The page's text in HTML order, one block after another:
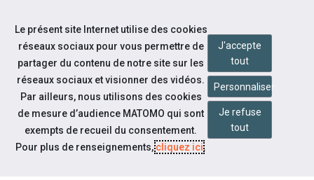
Aller au contenu
Notre actualité
[PHOTOS] FORUM HIVER 2023
Le présent site Internet utilise des cookies
réseaux sociaux pour vous permettre de
partager du contenu de notre site sur les
réseaux sociaux et visionner des vidéos.
Par ailleurs, nous utilisons des cookies
de mesure d’audience MATOMO qui sont
exempts de recueil du consentement.
Pour plus de renseignements,cliquez ici.
J'accepte
tout
Personnaliser
Je refuse
tout